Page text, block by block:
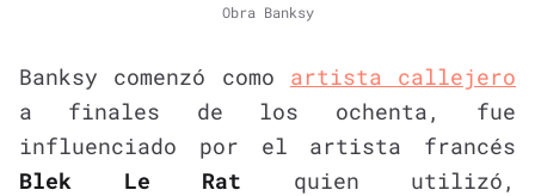
Obra Banksy
Banksy comenzó como artista callejero
a finales de los ochenta, fue
influenciado por el artista francés
Blek Le Rat quien utilizó,